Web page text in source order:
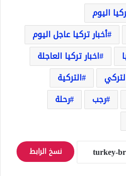
اليوم
أخبار تركيا عاجل اليوم
اخبار تركيا العاجلة
التركية
رجب
رحلة
نسخ الرابط